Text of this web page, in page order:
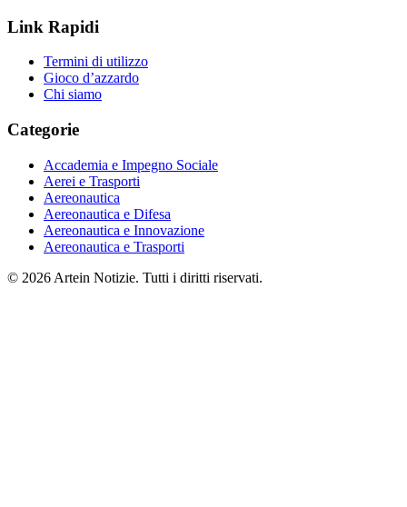
Link Rapidi
Termini di utilizzo
Gioco d’azzardo
Chi siamo
Categorie
Accademia e Impegno Sociale
Aerei e Trasporti
Aereonautica
Aereonautica e Difesa
Aereonautica e Innovazione
Aereonautica e Trasporti
© 2026 Artein Notizie. Tutti i diritti riservati.